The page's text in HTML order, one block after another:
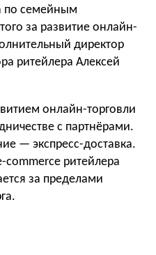
по семейным
за развитие онлайн-
директор
ритейлера Алексей
онлайн-торговли
с партнёрами.
— экспресс-доставка.
commerce ритейлера
за пределами